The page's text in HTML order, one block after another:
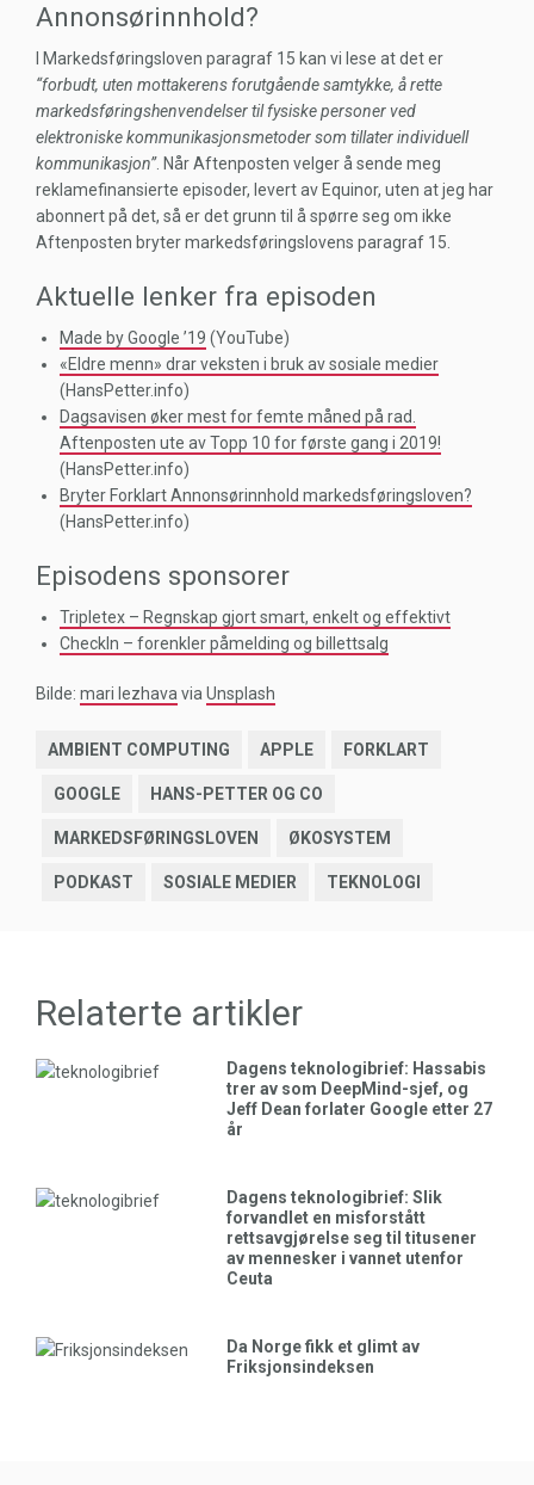
Annonsørinnhold?
I Markedsføringsloven paragraf 15 kan vi lese at det er
“forbudt, uten mottakerens forutgående samtykke, å rette
markedsføringshenvendelser til fysiske personer ved
elektroniske kommunikasjonsmetoder som tillater individuell
kommunikasjon”. Når Aftenposten velger å sende meg
reklamefinansierte episoder, levert av Equinor, uten at jeg har
abonnert på det, så er det grunn til å spørre seg om ikke
Aftenposten bryter markedsføringslovens paragraf 15.
Aktuelle lenker fra episoden
Made by Google ’19 (YouTube)
«Eldre menn» drar veksten i bruk av sosiale medier
(HansPetter.info)
Dagsavisen øker mest for femte måned på rad.
Aftenposten ute av Topp 10 for første gang i 2019!
(HansPetter.info)
Bryter Forklart Annonsørinnhold markedsføringsloven?
(HansPetter.info)
Episodens sponsorer
Tripletex – Regnskap gjort smart, enkelt og effektivt
CheckIn – forenkler påmelding og billettsalg
Bilde: mari lezhava via Unsplash
AMBIENT COMPUTING APPLE FORKLART
GOOGLE HANS-PETTER OG CO
MARKEDSFØRINGSLOVEN ØKOSYSTEM
PODKAST SOSIALE MEDIER TEKNOLOGI
Relaterte artikler
Dagens teknologibrief: Hassabis
trer av som DeepMind-sjef, og
Jeff Dean forlater Google etter 27
år
Dagens teknologibrief: Slik
forvandlet en misforstått
rettsavgjørelse seg til titusener
av mennesker i vannet utenfor
Ceuta
Da Norge fikk et glimt av
Friksjonsindeksen